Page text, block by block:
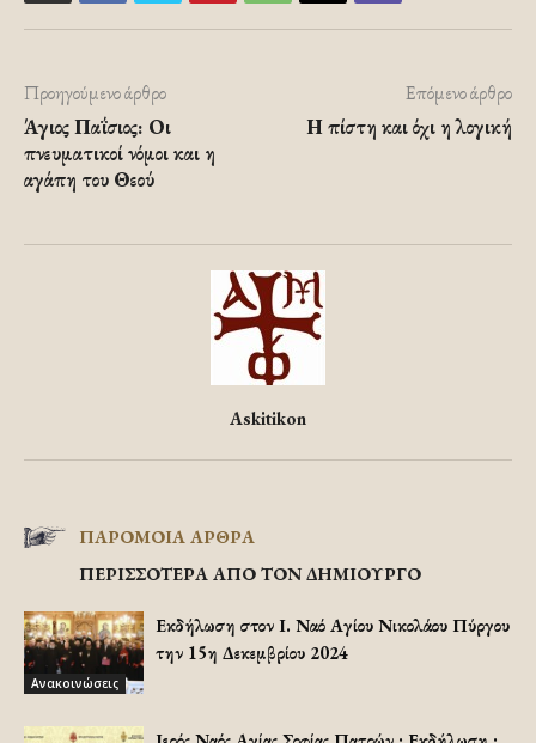
Προηγούμενο άρθρο
Άγιος Παΐσιος: Οι
πνευματικοί νόμοι και η
αγάπη του Θεού
Επόμενο άρθρο
Η πίστη και όχι η λογική
Askitikon
ΠΑΡΟΜΟΙΑ ΑΡΘΡΑ
ΠΕΡΙΣΣΟΤΕΡΑ ΑΠΟ ΤΟΝ ΔΗΜΙΟΥΡΓΟ
Ανακοινώσεις
Εκδήλωση στον Ι. Ναό Αγίου Νικολάου Πύργου
την 15η Δεκεμβρίου 2024